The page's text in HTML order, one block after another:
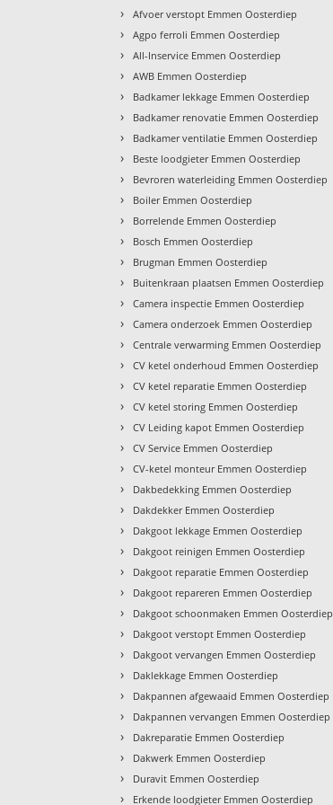
› Afvoer verstopt Emmen Oosterdiep
› Agpo ferroli Emmen Oosterdiep
› All-Inservice Emmen Oosterdiep
› AWB Emmen Oosterdiep
› Badkamer lekkage Emmen Oosterdiep
› Badkamer renovatie Emmen Oosterdiep
› Badkamer ventilatie Emmen Oosterdiep
› Beste loodgieter Emmen Oosterdiep
› Bevroren waterleiding Emmen Oosterdiep
› Boiler Emmen Oosterdiep
› Borrelende Emmen Oosterdiep
› Bosch Emmen Oosterdiep
› Brugman Emmen Oosterdiep
› Buitenkraan plaatsen Emmen Oosterdiep
› Camera inspectie Emmen Oosterdiep
› Camera onderzoek Emmen Oosterdiep
› Centrale verwarming Emmen Oosterdiep
› CV ketel onderhoud Emmen Oosterdiep
› CV ketel reparatie Emmen Oosterdiep
› CV ketel storing Emmen Oosterdiep
› CV Leiding kapot Emmen Oosterdiep
› CV Service Emmen Oosterdiep
› CV-ketel monteur Emmen Oosterdiep
› Dakbedekking Emmen Oosterdiep
› Dakdekker Emmen Oosterdiep
› Dakgoot lekkage Emmen Oosterdiep
› Dakgoot reinigen Emmen Oosterdiep
› Dakgoot reparatie Emmen Oosterdiep
› Dakgoot repareren Emmen Oosterdiep
› Dakgoot schoonmaken Emmen Oosterdiep
› Dakgoot verstopt Emmen Oosterdiep
› Dakgoot vervangen Emmen Oosterdiep
› Daklekkage Emmen Oosterdiep
› Dakpannen afgewaaid Emmen Oosterdiep
› Dakpannen vervangen Emmen Oosterdiep
› Dakreparatie Emmen Oosterdiep
› Dakwerk Emmen Oosterdiep
› Duravit Emmen Oosterdiep
› Erkende loodgieter Emmen Oosterdiep